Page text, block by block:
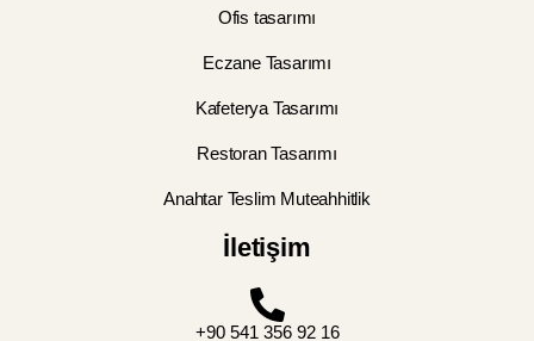
Ofis tasarımı
Eczane Tasarımı
Kafeterya Tasarımı
Restoran Tasarımı
Anahtar Teslim Muteahhitlik
İletişim
+90 541 356 92 16